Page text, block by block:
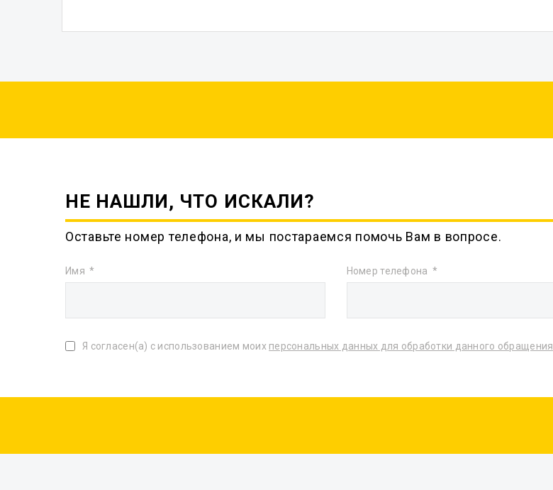
НЕ НАШЛИ, ЧТО ИСКАЛИ?
Оставьте номер телефона, и мы постараемся помочь Вам в вопросе.
Имя Номер телефона
Я согласен(а) с использованием моих персональных данных для обработки данного обращения